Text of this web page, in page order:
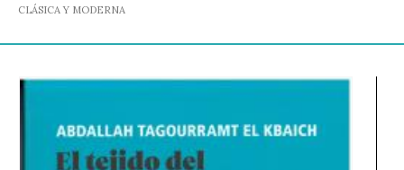
CLÁSICA Y MODERNA